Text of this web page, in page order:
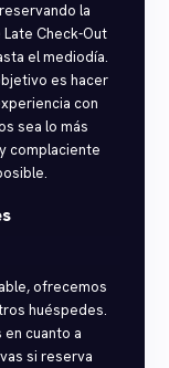
la
Check-Out
el mediodía.
es hacer
con
sea lo más
complaciente
ofrecemos
huéspedes.
cuanto a
si reserva